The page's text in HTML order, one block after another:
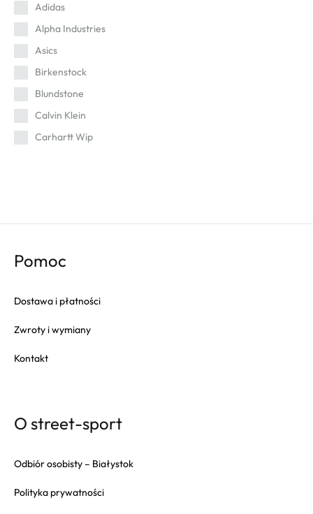
Adidas
Alpha Industries
Asics
Birkenstock
Blundstone
Calvin Klein
Carhartt Wip
Converse
Crocs
Eastpak
Fila
Fitflop
Goorin Bros
Herschel
Pomoc
Dostawa i płatności
Zwroty i wymiany
Kontakt
O street-sport
Odbiór osobisty – Białystok
Polityka prywatności